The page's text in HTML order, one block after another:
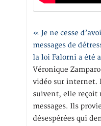
« Je ne cesse
messages de
la loi Falorni a été
Véronique
vidéo sur internet.
suivent, elle reçoit
messages. Ils
désespérées qui